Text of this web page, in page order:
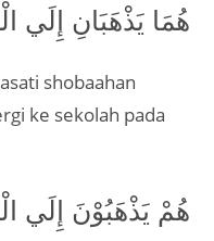
هُمَا يَذْهَبَانِ إِلَي
shobaahan
ke sekolah pada
هُمْ يَذْهَبُوْنَ إِلَي